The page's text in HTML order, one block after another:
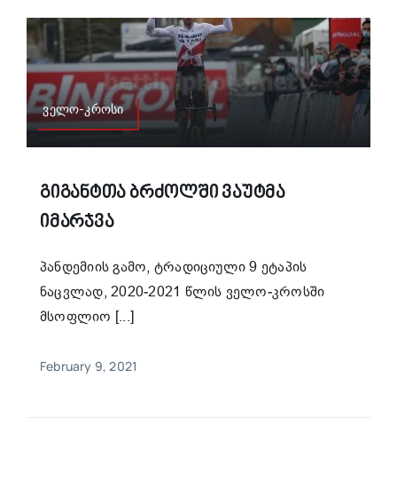
ველო-კროსი
Გიგანტთა Ბრძოლში Ვაუტმა
Იმარჯვა
პანდემიის გამო, ტრადიციული 9 ეტაპის
ნაცვლად, 2020-2021 წლის ველო-კროსში
მსოფლიო [...]
February 9, 2021